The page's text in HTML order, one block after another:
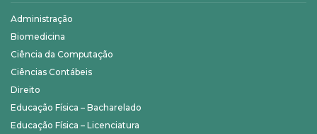
Administração
Biomedicina
Ciência da Computação
Ciências Contábeis
Direito
Educação Física – Bacharelado
Educação Física – Licenciatura